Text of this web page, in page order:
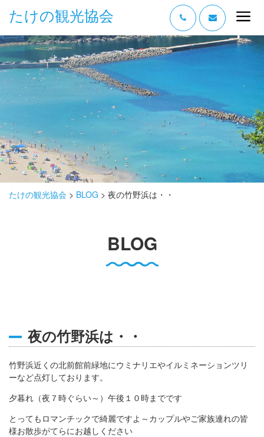
たけの観光協会
“たけの” の魅力
過ごし方
みどころ
泊まる
おみやげ
お電話受付時間 9:00〜17:00
たけの観光協会 > BLOG > 夜の竹野浜は・・
BLOG
夜の竹野浜は・・
竹野浜近くの北前館前緑地にウミナリエやイルミネーションツリ
ーなど点灯しております。
夕暮れ（夜７時ぐらい～）午後１０時までです
とってもロマンチックで綺麗ですよ～カップルやご家族連れの皆
様お散歩がてらにお越しください